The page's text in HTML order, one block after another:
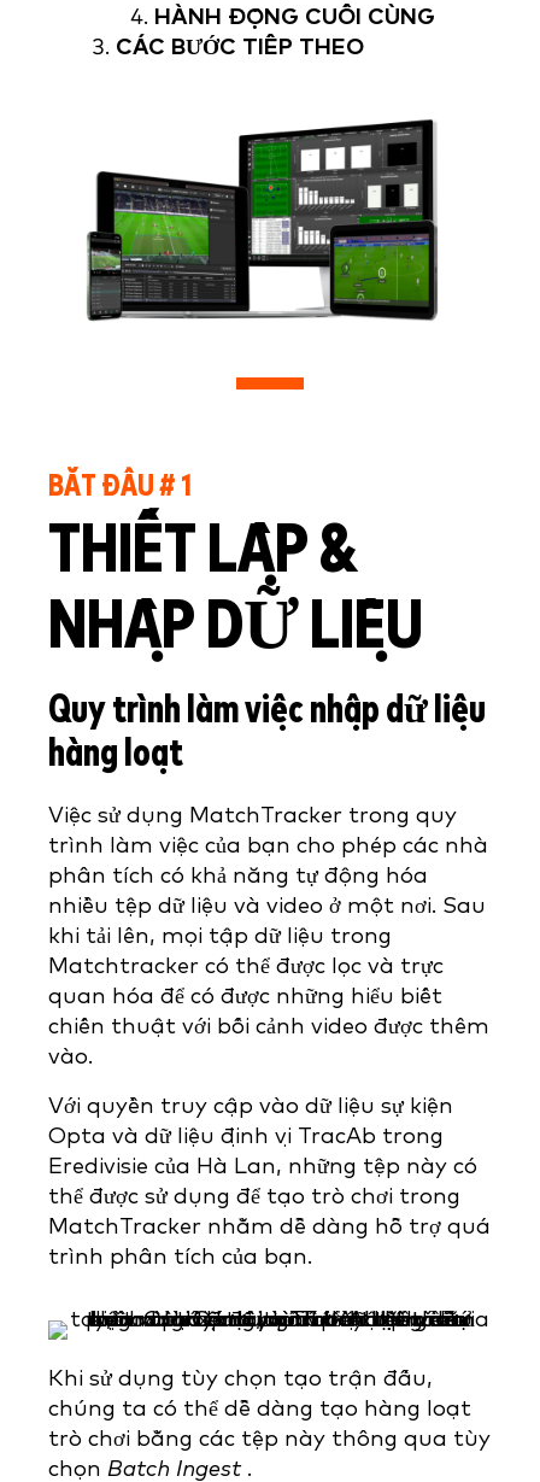
HÀNH ĐỘNG CUỐI CÙNG
CÁC BƯỚC TIẾP THEO
BẮT ĐẦU # 1
THIẾT LẬP &
NHẬP DỮ LIỆU
Quy trình làm việc nhập dữ liệu
hàng loạt
Việc sử dụng MatchTracker trong quy
trình làm việc của bạn cho phép các nhà
phân tích có khả năng tự động hóa
nhiều tệp dữ liệu và video ở một nơi. Sau
khi tải lên, mọi tập dữ liệu trong
Matchtracker có thể được lọc và trực
quan hóa để có được những hiểu biết
chiến thuật với bối cảnh video được thêm
vào.
Với quyền truy cập vào dữ liệu sự kiện
Opta và dữ liệu định vị TracAb trong
Eredivisie của Hà Lan, những tệp này có
thể được sử dụng để tạo trò chơi trong
MatchTracker nhằm dễ dàng hỗ trợ quá
trình phân tích của bạn.
Khi sử dụng tùy chọn tạo trận đấu,
chúng ta có thể dễ dàng tạo hàng loạt
trò chơi bằng các tệp này thông qua tùy
chọn Batch Ingest .